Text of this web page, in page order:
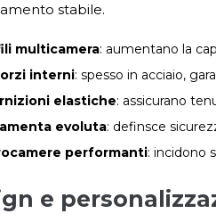
stabile.
multicamera: aumentano la
interni: spesso in acciaio,
elastiche: assicurano
evoluta: definsce
performanti: incidono
e